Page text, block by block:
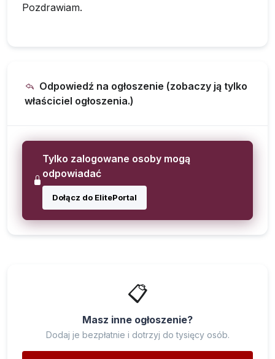
Pozdrawiam.
Odpowiedź na ogłoszenie (zobaczy ją tylko
właściciel ogłoszenia.)
Tylko zalogowane osoby mogą
odpowiadać
Dołącz do ElitePortal
📋
Masz inne ogłoszenie?
Dodaj je bezpłatnie i dotrzyj do tysięcy osób.